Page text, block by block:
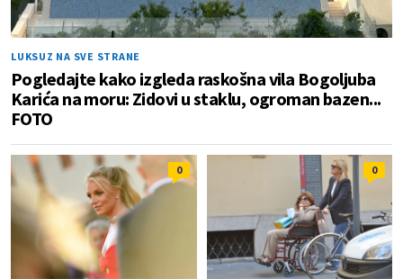
LUKSUZ NA SVE STRANE
Pogledajte kako izgleda raskošna vila Bogoljuba
Karića na moru: Zidovi u staklu, ogroman bazen...
FOTO
0 0